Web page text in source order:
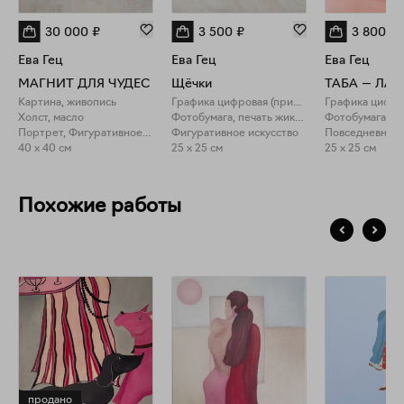
30 000 ₽
Ева Гец
МАГНИТ ДЛЯ ЧУДЕС
Картина, живопись
Холст, масло
Портрет, Фигуративное искусство
40 x 40 см
3 500 ₽
Ева Гец
Щёчки
Графика цифровая (принты)
Фотобумага, печать жикле
Фигуративное искусство
25 x 25 см
3 800
Ева Гец
ТАБА —
25 x 25 см
Похожие работы
продано